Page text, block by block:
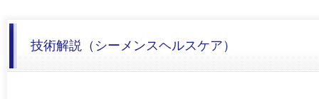
技術解説（シーメンスヘルスケア）